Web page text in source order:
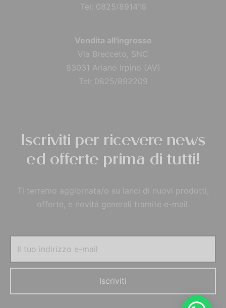
Tel: 0825/891416
Vendita all'ingrosso
Via Brecceto, SNC
83031 Ariano Irpino (AV)
Tel: 0825/892209
Iscriviti per ricevere news
ed offerte prima di tutti!
Ti terremo aggiornata/o su lanci di nuovi prodotti,
offerte, e novità generali tramite e-mail.